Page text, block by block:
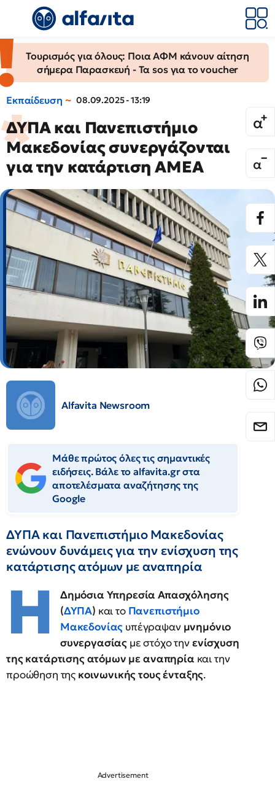
Τουρισμός για όλους: Ποια ΑΦΜ κάνουν αίτηση
σήμερα Παρασκευή - Τα sos για το voucher
Εκπαίδευση 08.09.2025 - 13:19
ΔΥΠΑ και Πανεπιστήμιο
Μακεδονίας συνεργάζονται
για την κατάρτιση ΑMEΑ
Alfavita Newsroom
Μάθε πρώτος όλες τις σημαντικές
ειδήσεις. Βάλε το alfavita.gr στα
αποτελέσματα αναζήτησης της
Google
ΔΥΠΑ και Πανεπιστήμιο Μακεδονίας
ενώνουν δυνάμεις για την ενίσχυση της
κατάρτισης ατόμων με αναπηρία
Η
Δημόσια Υπηρεσία Απασχόλησης
(ΔΥΠΑ) και το Πανεπιστήμιο
Μακεδονίας υπέγραψαν μνημόνιο
συνεργασίας με στόχο τηνενίσχυση
της κατάρτισης ατόμων με αναπηρία και την
προώθηση της κοινωνικής τους ένταξης.